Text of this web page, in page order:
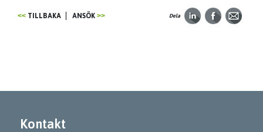
TILLBAKA ANSÖK Dela
Kontakt